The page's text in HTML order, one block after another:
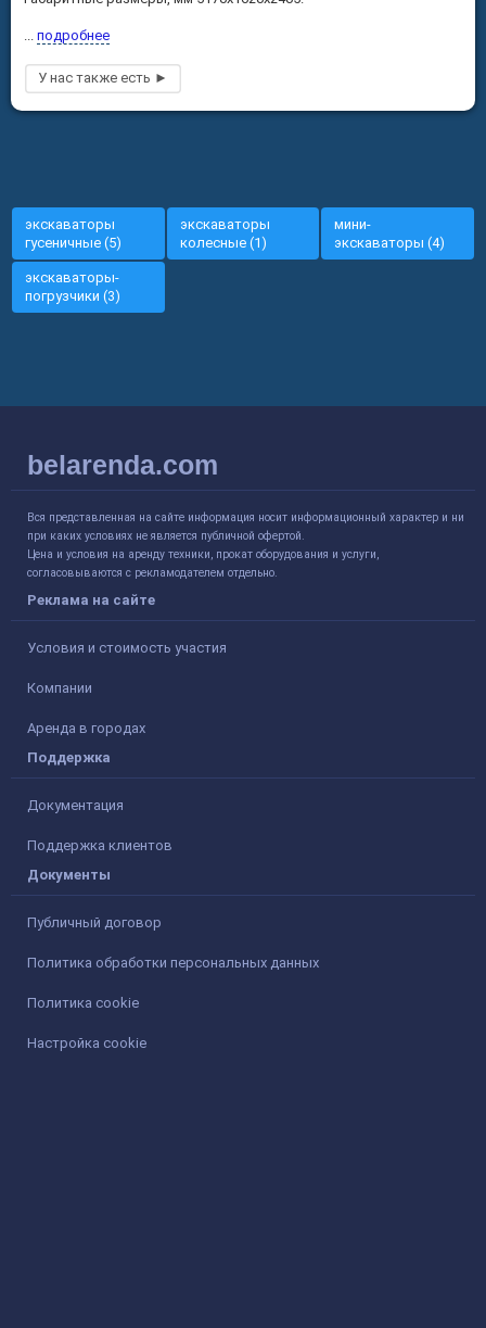
подробнее
экскаваторы
гусеничные (5)
экскаваторы
колесные (1)
мини-
экскаваторы (4)
экскаваторы-
погрузчики (3)
belarenda.com
Вся представленная на сайте информация носит информационный характер и ни
при каких условиях не является публичной офертой.
Цена и условия на аренду техники, прокат оборудования и услуги,
согласовываются с рекламодателем отдельно.
Реклама на сайте
Условия и стоимость участия
Компании
Аренда в городах
Поддержка
Документация
Поддержка клиентов
Документы
Публичный договор
Политика обработки персональных данных
Политика cookie
Настройка cookie